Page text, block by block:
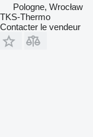
Pologne, Wrocław
TKS-Thermo
Contacter le vendeur